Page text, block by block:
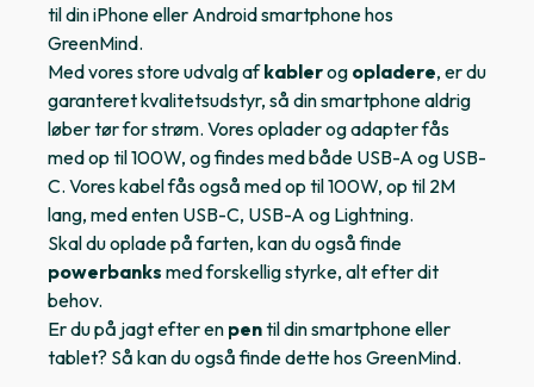
til din iPhone eller Android smartphone hos
GreenMind.
Med vores store udvalg afkablerog opladere, er du
garanteret kvalitetsudstyr, så din smartphone aldrig
løber tør for strøm. Vores oplader og adapter fås
med op til 100W, og findes med både USB-A og USB-
C. Vores kabel fås også med op til 100W, op til 2M
lang, med enten USB-C, USB-A og Lightning.
Skal du oplade på farten, kan du også finde
powerbanks med forskellig styrke, alt efter dit
behov.
Er du på jagt efter en pentil din smartphone eller
tablet? Så kan du også finde dette hos GreenMind.